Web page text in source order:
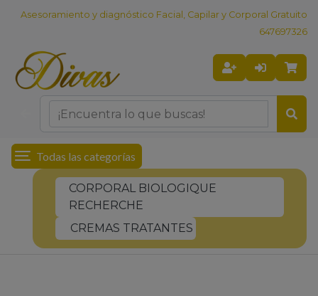
Asesoramiento y diagnóstico Facial, Capilar y Corporal Gratuito
647697326
Todas las categorías
CORPORAL BIOLOGIQUE
RECHERCHE
CREMAS TRATANTES